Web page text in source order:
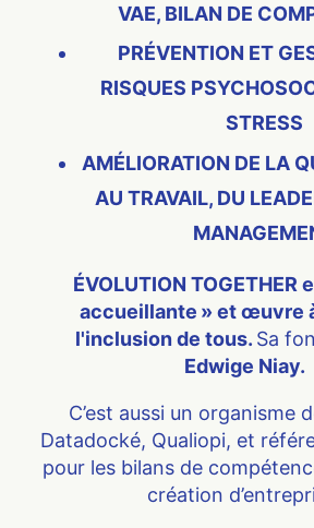
VAE, BILAN DE
PRÉVENTION ET
RISQUES
STRESS
AMÉLIORATION DE LA
AU TRAVAIL, DU
ÉVOLUTION TOGETHER
accueillante » et œuvre
l'inclusion de tous. Sa
Edwige Niay.
C’est aussi un organisme
Datadocké, Qualiopi, et
pour les bilans de
création